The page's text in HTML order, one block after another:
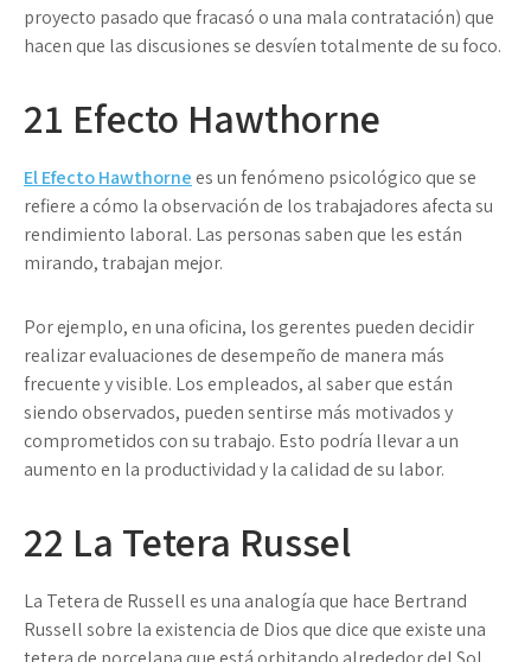
proyecto pasado que fracasó o una mala contratación) que
hacen que las discusiones se desvíen totalmente de su foco.
21 Efecto Hawthorne
El Efecto Hawthorne es un fenómeno psicológico que se
refiere a cómo la observación de los trabajadores afecta su
rendimiento laboral. Las personas saben que les están
mirando, trabajan mejor.
Por ejemplo, en una oficina, los gerentes pueden decidir
realizar evaluaciones de desempeño de manera más
frecuente y visible. Los empleados, al saber que están
siendo observados, pueden sentirse más motivados y
comprometidos con su trabajo. Esto podría llevar a un
aumento en la productividad y la calidad de su labor.
22 La Tetera Russel
La Tetera de Russell es una analogía que hace Bertrand
Russell sobre la existencia de Dios que dice que existe una